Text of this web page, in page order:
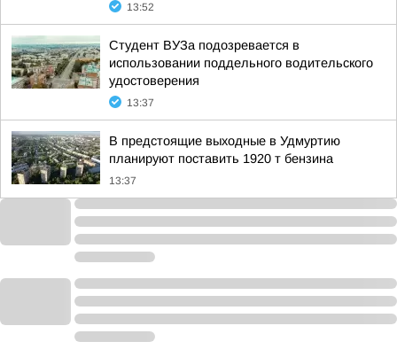
13:52
Студент ВУЗа подозревается в
использовании поддельного водительского
удостоверения
13:37
В предстоящие выходные в Удмуртию
планируют поставить 1920 т бензина
13:37